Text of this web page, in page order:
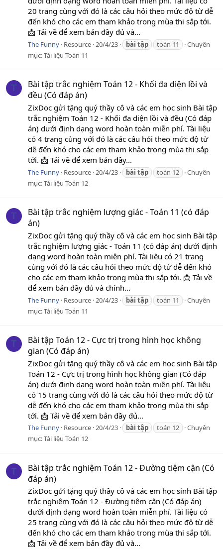
20 trang cùng với đó là các câu hỏi theo mức độ từ dễ
đến khó cho các em tham khảo trong mùa thi sắp tới.
📩 Tải về để xem bản đầy đủ và...
The Funny Resource 20/4/23 bài tập toán 11
Chuyên
mục:Tài liệu Toán 11
T
Bài tập trắc nghiệm Toán 12 - Khối đa diện lồi và
đều (Có đáp án)
ZixDoc gửi tặng quý thầy cô và các em học sinh Bài tập
trắc nghiệm Toán 12 - Khối đa diện lồi và đều (Có đáp
án) dưới định dạng word hoàn toàn miễn phí. Tài liệu
có 4 trang cùng với đó là các câu hỏi theo mức độ từ
dễ đến khó cho các em tham khảo trong mùa thi sắp
tới. 📩 Tải về để xem bản đầy...
The Funny Resource 20/4/23 bài tập toán 12
Chuyên
mục:Tài liệu Toán 12
T
Bài tập trắc nghiệm lượng giác - Toán 11 (có đáp
án)
ZixDoc gửi tặng quý thầy cô và các em học sinh Bài tập
trắc nghiệm lượng giác - Toán 11 (có đáp án) dưới định
dạng word hoàn toàn miễn phí. Tài liệu có 21 trang
cùng với đó là các câu hỏi theo mức độ từ dễ đến khó
cho các em tham khảo trong mùa thi sắp tới. 📩 Tải về
để xem bản đầy đủ và chính...
The Funny Resource 20/4/23 bài tập toán 11
Chuyên
mục:Tài liệu Toán 11
T
Bài tập Toán 12 - Cực trị trong hình học không
gian (Có đáp án)
ZixDoc gửi tặng quý thầy cô và các em học sinh Bài tập
Toán 12 - Cực trị trong hình học không gian (Có đáp
án) dưới định dạng word hoàn toàn miễn phí. Tài liệu
có 15 trang cùng với đó là các câu hỏi theo mức độ từ
dễ đến khó cho các em tham khảo trong mùa thi sắp
tới. 📩 Tải về để xem bản đầy đủ...
The Funny Resource 20/4/23 bài tập toán 12
Chuyên
mục:Tài liệu Toán 12
T
Bài tập trắc nghiệm Toán 12 - Đường tiệm cận (Có
đáp án)
ZixDoc gửi tặng quý thầy cô và các em học sinh Bài tập
trắc nghiệm Toán 12 - Đường tiệm cận (Có đáp án)
dưới định dạng word hoàn toàn miễn phí. Tài liệu có
25 trang cùng với đó là các câu hỏi theo mức độ từ dễ
đến khó cho các em tham khảo trong mùa thi sắp tới.
📩 Tải về để xem bản đầy đủ và...